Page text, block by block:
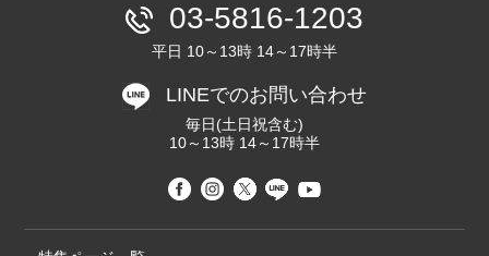
03-5816-1203
平日 10～13時 14～17時半
LINEでのお問い合わせ
毎日(土日祝含む)
10～13時 14～17時半